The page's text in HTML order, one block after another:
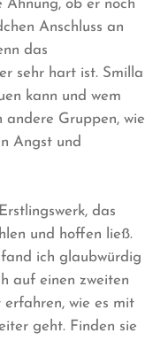
Ahnung, ob er noch
Anschluss an
das
sehr hart ist. Smilla
kann und wem
Gruppen, wie
Angst und
das
und hoffen ließ.
ich glaubwürdig
auf einen zweiten
erfahren, wie es mit
geht. Finden sie